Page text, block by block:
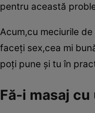
pentru această
Acum,cu meciurile
faceţi sex,cea mi
poţi pune şi tu în
Fă-i masaj